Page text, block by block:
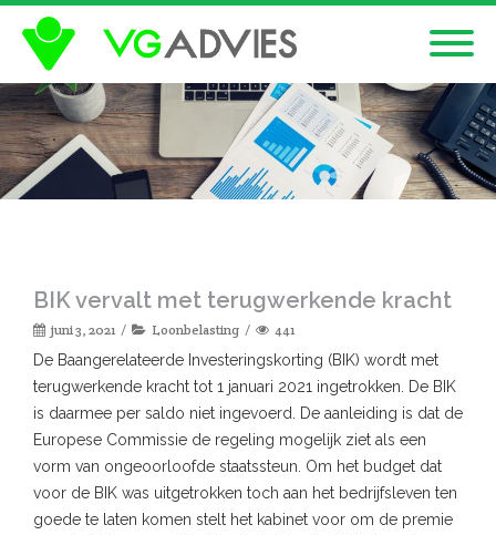
BIK vervalt met terugwerkende kracht
juni 3, 2021 Loonbelasting 441
De Baangerelateerde Investeringskorting (BIK) wordt met
terugwerkende kracht tot 1 januari 2021 ingetrokken. De BIK
is daarmee per saldo niet ingevoerd. De aanleiding is dat de
Europese Commissie de regeling mogelijk ziet als een
vorm van ongeoorloofde staatssteun. Om het budget dat
voor de BIK was uitgetrokken toch aan het bedrijfsleven ten
goede te laten komen stelt het kabinet voor om de premie